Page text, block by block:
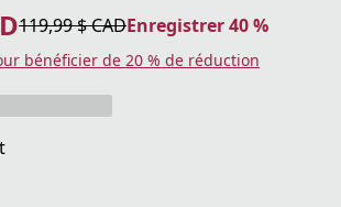
CAD
119,99 $ CAD
$ CAD Enregistrer 40 %
bénéficier de 20 % de réduction